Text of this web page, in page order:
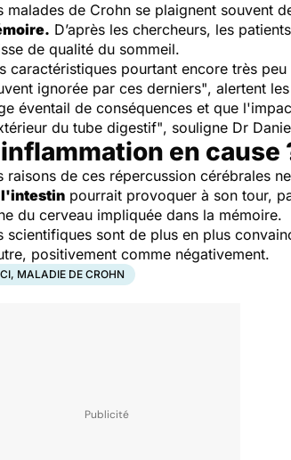
malades de Crohn se plaignent souvent
D’après les chercheurs, les
de qualité du sommeil.
caractéristiques pourtant encore très
ignorée par ces derniers", alertent
éventail de conséquences et que
du tube digestif", souligne Dr
en cause
raisons de ces répercussion cérébrales
l'intestin pourrait provoquer à son tour,
du cerveau impliquée dans la mémoire.
scientifiques sont de plus en plus
positivement comme négativement.
MALADIE DE CROHN